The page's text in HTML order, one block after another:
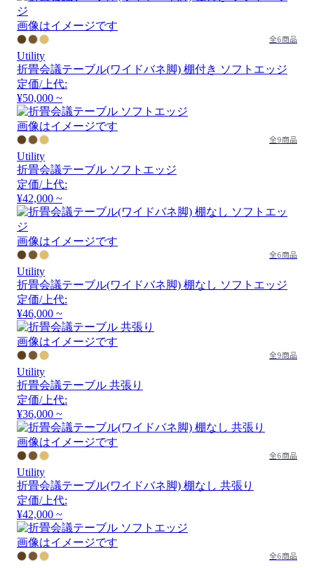
画像はイメージです
全6商品
Utility
折畳会議テーブル(ワイドバネ脚) 棚付き ソフトエッジ
定価/上代:
¥50,000 ~
画像はイメージです
全9商品
Utility
折畳会議テーブル ソフトエッジ
定価/上代:
¥42,000 ~
画像はイメージです
全6商品
Utility
折畳会議テーブル(ワイドバネ脚) 棚なし ソフトエッジ
定価/上代:
¥46,000 ~
画像はイメージです
全9商品
Utility
折畳会議テーブル 共張り
定価/上代:
¥36,000 ~
画像はイメージです
全6商品
Utility
折畳会議テーブル(ワイドバネ脚) 棚なし 共張り
定価/上代:
¥42,000 ~
画像はイメージです
全6商品